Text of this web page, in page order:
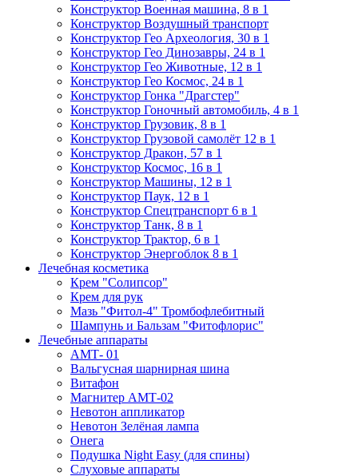
Конструктор Военная машина, 8 в 1
Конструктор Воздушный транспорт
Конструктор Гео Археология, 30 в 1
Конструктор Гео Динозавры, 24 в 1
Конструктор Гео Животные, 12 в 1
Конструктор Гео Космос, 24 в 1
Конструктор Гонка "Драгстер"
Конструктор Гоночный автомобиль, 4 в 1
Конструктор Грузовик, 8 в 1
Конструктор Грузовой самолёт 12 в 1
Конструктор Дракон, 57 в 1
Конструктор Космос, 16 в 1
Конструктор Машины, 12 в 1
Конструктор Паук, 12 в 1
Конструктор Спецтранспорт 6 в 1
Конструктор Танк, 8 в 1
Конструктор Трактор, 6 в 1
Конструктор Энергоблок 8 в 1
Лечебная косметика
Крем "Солипсор"
Крем для рук
Мазь "Фитол-4" Тромбофлебитный
Шампунь и Бальзам "Фитофлорис"
Лечебные аппараты
АМТ- 01
Вальгусная шарнирная шина
Витафон
Магнитер АМТ-02
Невотон аппликатор
Невотон Зелёная лампа
Онега
Подушка Night Easy (для спины)
Слуховые аппараты